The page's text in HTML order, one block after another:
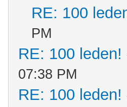
RE: 100
PM
RE: 100 leden!
07:38 PM
RE: 100 leden!